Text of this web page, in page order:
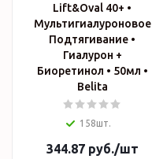
Lift&Oval 40+ •
Мультигиалуроновое
Подтягивание •
Гиалурон +
Биоретинол • 50мл •
Belita
158шт.
344.87руб./шт